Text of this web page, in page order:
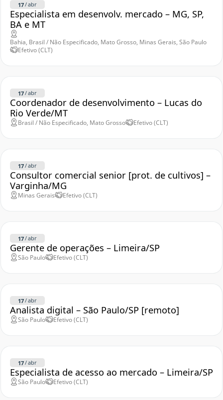
17/abr
Especialista em desenvolv. mercado – MG, SP,
BA e MT
Bahia, Brasil / Não Especificado, Mato Grosso, Minas Gerais, São Paulo
Efetivo (CLT)
17/abr
Coordenador de desenvolvimento – Lucas do
Rio Verde/MT
Brasil / Não Especificado, Mato Grosso Efetivo (CLT)
17/abr
Consultor comercial senior [prot. de cultivos] –
Varginha/MG
Minas Gerais Efetivo (CLT)
17/abr
Gerente de operações – Limeira/SP
São Paulo Efetivo (CLT)
17/abr
Analista digital – São Paulo/SP [remoto]
São Paulo Efetivo (CLT)
17/abr
Especialista de acesso ao mercado – Limeira/SP
São Paulo Efetivo (CLT)